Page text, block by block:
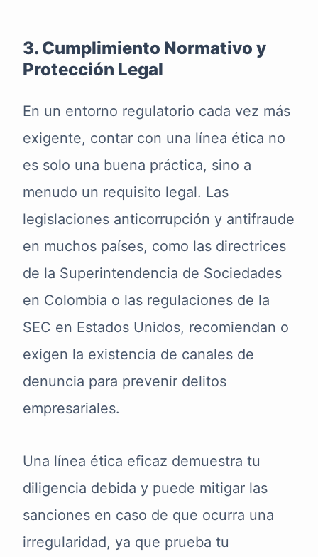
3. Cumplimiento Normativo y
Protección Legal
En un entorno regulatorio cada vez más
exigente, contar con una línea ética no
es solo una buena práctica, sino a
menudo un requisito legal. Las
legislaciones anticorrupción y antifraude
en muchos países, como las directrices
de la Superintendencia de Sociedades
en Colombia o las regulaciones de la
SEC en Estados Unidos, recomiendan o
exigen la existencia de canales de
denuncia para prevenir delitos
empresariales.
Una línea ética eficaz demuestra tu
diligencia debida y puede mitigar las
sanciones en caso de que ocurra una
irregularidad, ya que prueba tu